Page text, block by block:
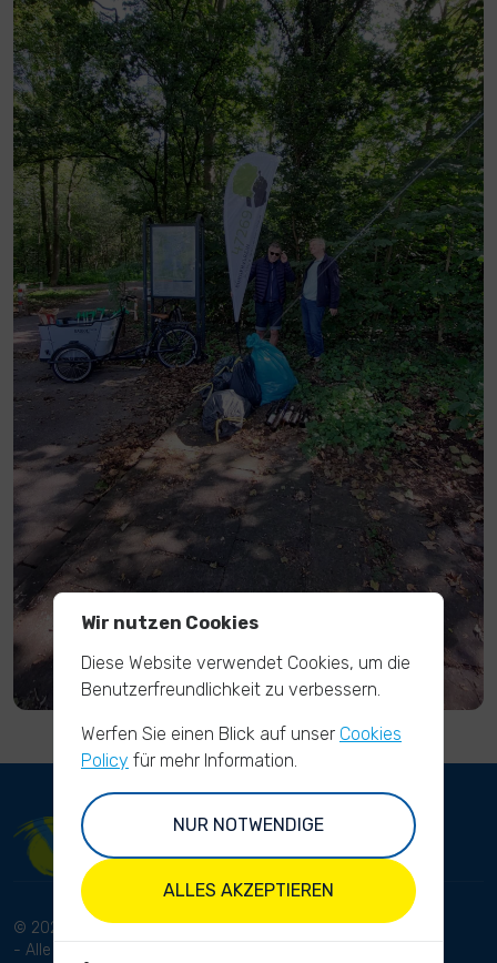
© 2024 RhineCleanUp
- Alle Rechte
Bedingungen und Konditionen
Wir nutzen Cookies
Diese Website verwendet Cookies, um die
Benutzerfreundlichkeit zu verbessern.
Werfen Sie einen Blick auf unser Cookies
Policy für mehr Information.
NUR NOTWENDIGE
ALLES AKZEPTIEREN